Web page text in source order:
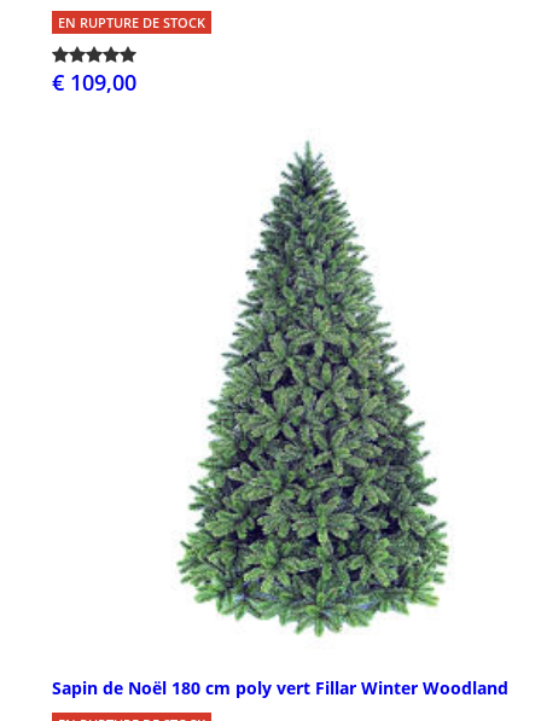
EN RUPTURE DE STOCK
€ 109,00
Sapin de Noël 180 cm poly vert Fillar Winter Woodland